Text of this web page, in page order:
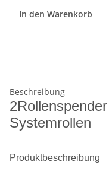
In den Warenkorb
Beschreibung
Systemrollen
Produktbeschreibung